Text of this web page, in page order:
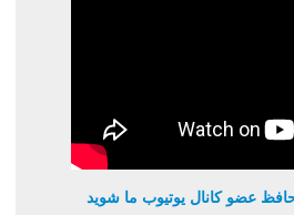
عضو کانال یوتیوب ما شوید